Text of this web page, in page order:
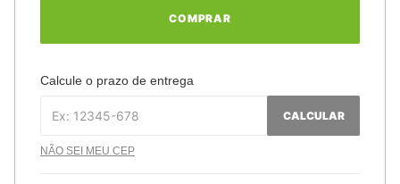
COMPRAR
Calcule o prazo de entrega
CALCULAR
NÃO SEI MEU CEP